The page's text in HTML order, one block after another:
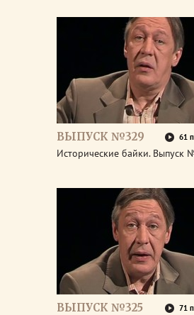
ВЫПУСК №329 61
Исторические байки. Выпуск
ВЫПУСК №325 71